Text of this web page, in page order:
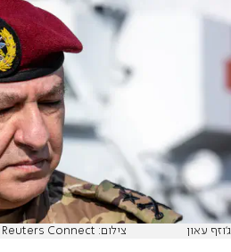
ג'וזף עאון צילום: Abd Rabbo Ammar/ABACA via Reuters Connect